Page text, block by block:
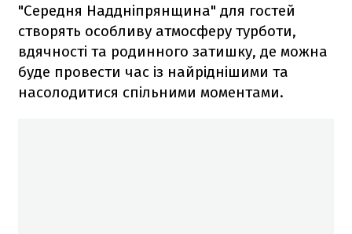
"Середня Наддніпрянщина" для гостей
створять особливу атмосферу турботи,
вдячності та родинного затишку, де можна
буде провести час із найріднішими та
насолодитися спільними моментами.